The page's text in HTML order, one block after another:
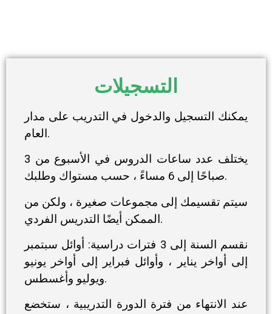
التسجيلات
يمكنك التسجيل والدخول في التدريب على مدار
العام.
يختلف عدد ساعات الدروس في الأسبوع من 3
صباحًا إلى 6 مساءً ، حسب مستواك وطلبك.
سيتم تقسيمك إلى مجموعات صغيرة ، ولكن من
الممكن أيضًا التدريس الفردي.
نقسم السنة إلى 3 فترات دراسية: أوائل سبتمبر
إلى أواخر يناير ، وأوائل فبراير إلى أواخر يونيو
ويوليو وأغسطس.
عند الانتهاء من فترة الدورة التدريبية ، ستخضع